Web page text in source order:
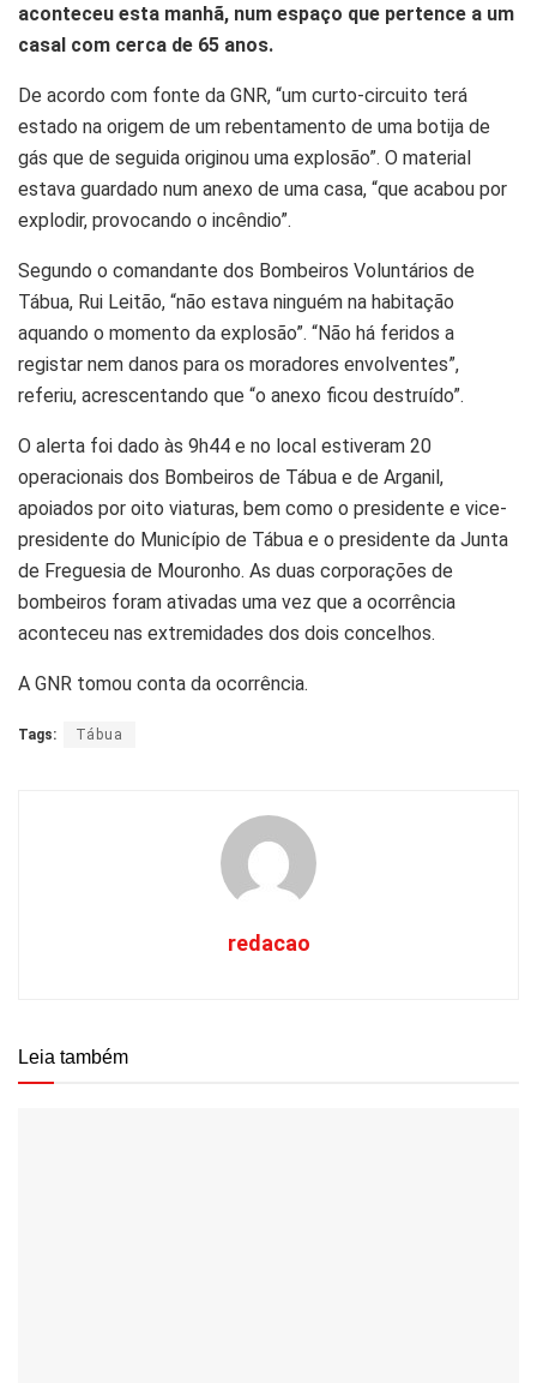
aconteceu esta manhã, num espaço que pertence a um
casal com cerca de 65 anos.
De acordo com fonte da GNR, “um curto-circuito terá
estado na origem de um rebentamento de uma botija de
gás que de seguida originou uma explosão”. O material
estava guardado num anexo de uma casa, “que acabou por
explodir, provocando o incêndio”.
Segundo o comandante dos Bombeiros Voluntários de
Tábua, Rui Leitão, “não estava ninguém na habitação
aquando o momento da explosão”. “Não há feridos a
registar nem danos para os moradores envolventes”,
referiu, acrescentando que “o anexo ficou destruído”.
O alerta foi dado às 9h44 e no local estiveram 20
operacionais dos Bombeiros de Tábua e de Arganil,
apoiados por oito viaturas, bem como o presidente e vice-
presidente do Município de Tábua e o presidente da Junta
de Freguesia de Mouronho. As duas corporações de
bombeiros foram ativadas uma vez que a ocorrência
aconteceu nas extremidades dos dois concelhos.
A GNR tomou conta da ocorrência.
Tags: Tábua
redacao
Leia também